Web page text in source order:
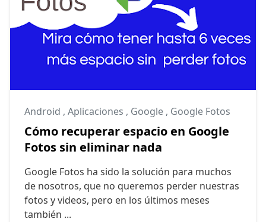
Android , Aplicaciones , Google , Google Fotos
Cómo recuperar espacio en Google
Fotos sin eliminar nada
Google Fotos ha sido la solución para muchos
de nosotros, que no queremos perder nuestras
fotos y videos, pero en los últimos meses
también ...